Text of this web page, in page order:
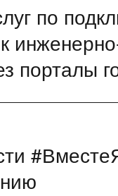
по
порталы